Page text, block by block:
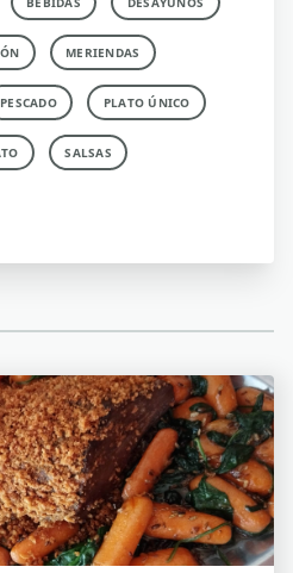
MERIENDAS
PESCADO PLATO ÚNICO
SALSAS